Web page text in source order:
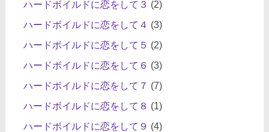
ハードボイルドに恋をして３ (2)
ハードボイルドに恋をして４ (3)
ハードボイルドに恋をして５ (2)
ハードボイルドに恋をして６ (3)
ハードボイルドに恋をして７ (7)
ハードボイルドに恋をして８ (1)
ハードボイルドに恋をして９ (4)